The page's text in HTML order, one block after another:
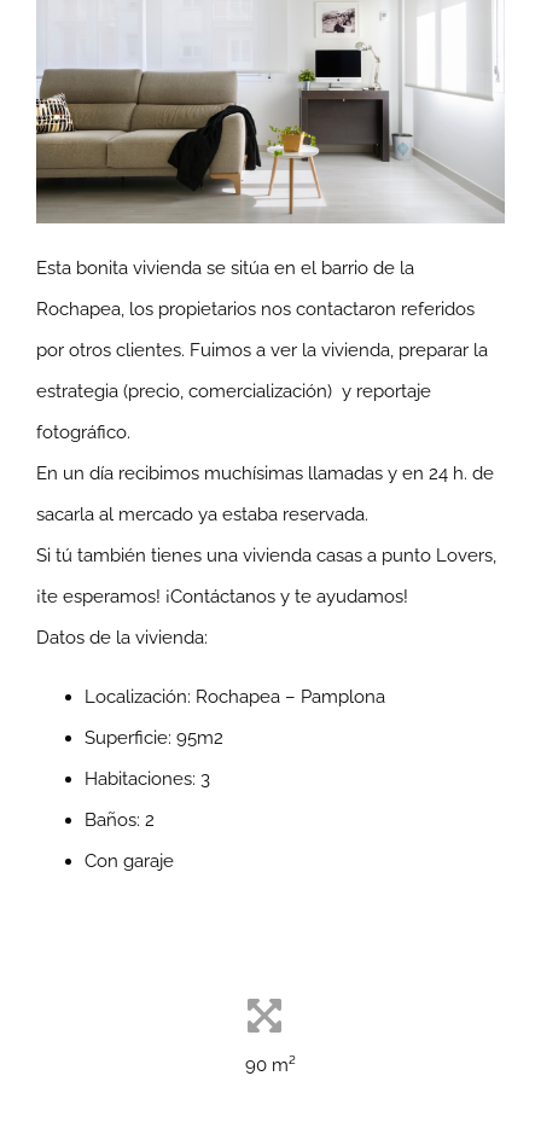
Esta bonita vivienda se sitúa en el barrio de la
Rochapea, los propietarios nos contactaron referidos
por otros clientes. Fuimos a ver la vivienda, preparar la
estrategia (precio, comercialización) y reportaje
fotográfico.
En un día recibimos muchísimas llamadas y en 24 h. de
sacarla al mercado ya estaba reservada.
Si tú también tienes una vivienda casas a punto Lovers,
¡te esperamos! ¡Contáctanos y te ayudamos!
Datos de la vivienda:
Localización: Rochapea – Pamplona
Superficie: 95m2
Habitaciones: 3
Baños: 2
Con garaje
90 m²